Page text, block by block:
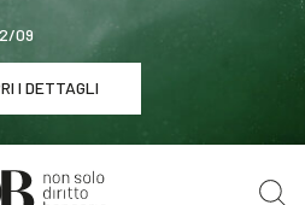
09
I DETTAGLI
settembre